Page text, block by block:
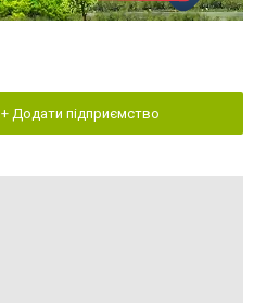
+ Додати підприємство